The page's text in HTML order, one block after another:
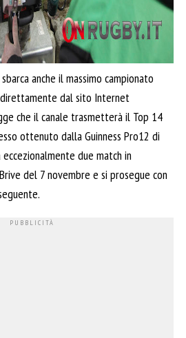
anche il massimo campionato
direttamente dal sito Internet
che il canale trasmetterà il Top 14
ottenuto dalla Guinness Pro12 di
due match in
del 7 novembre e si prosegue con